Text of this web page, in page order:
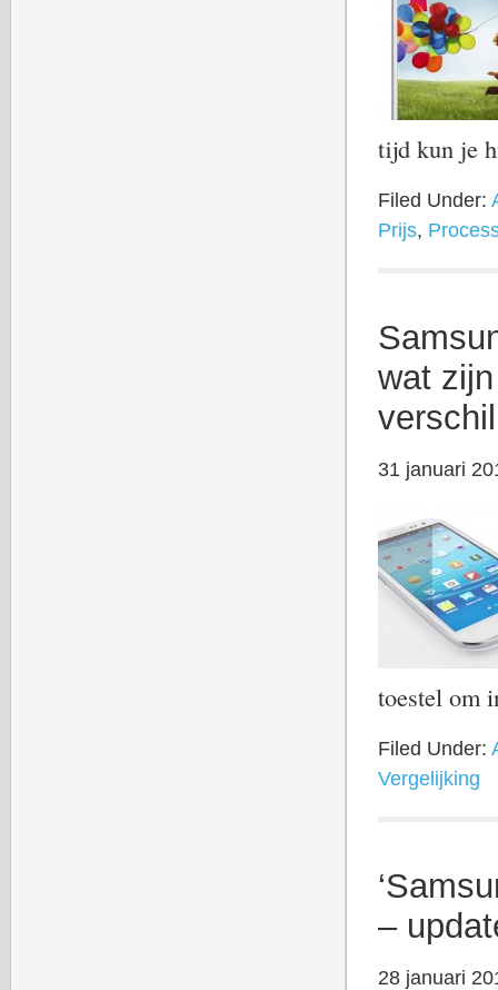
tijd kun je
Filed Under:
Prijs,
wat
31 januari
toestel
Filed Under:
Vergelijking
–
28 januari